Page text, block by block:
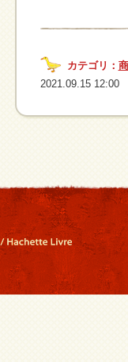
カテゴリ：
2021.09.15 12:00